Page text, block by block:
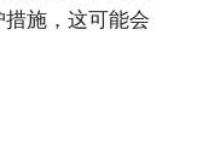
施，这可能会